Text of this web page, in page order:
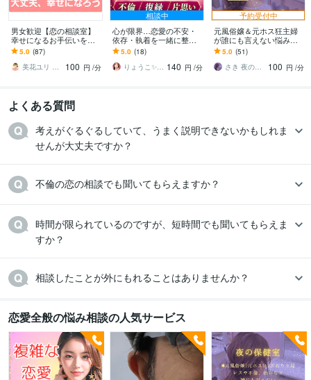
男女歓迎【恋の相談室】
幸せになるお手伝いをし
ます 辛い恋どうしたらい
い？お話聞かせて下さ
い。優しくお聞きします
5.0 (87)
美花ユリ みはなゆり
100 円 /分
相談中
心が限界…恋愛の不安・
依存・執着を一緒に整理
します 不倫／復縁／片思
い｜累計4400件セラピス
ト♡心理×恋愛相談
5.0 (18)
りょうこ✨心を癒し現実を動かすセラピスト 140 円 /分
予約受付中
元風俗嬢＆元ホス狂主婦
が誰にも言えない悩み聴
きます 不倫・レス・性
癖・ホスト依存など誰に
も言えない悩み聴かせて
5.0 (51)
さき 夜の保健室
100 円 /分
よくある質問
考えがぐるぐるしていて、うまく説明できないかもしれま
せんが大丈夫ですか？
不倫の恋の相談でも聞いてもらえますか？
時間が限られているのですが、短時間でも聞いてもらえま
すか？
相談したことが外にもれることはありませんか？
恋愛全般の悩み相談の人気サービス